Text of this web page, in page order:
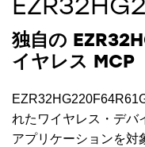
独自の
イヤレス MCP
れたワイヤレス・デバ
アプリケーションを対